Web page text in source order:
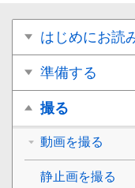
はじめにお読
準備する
撮る
動画を撮る
静止画を撮る